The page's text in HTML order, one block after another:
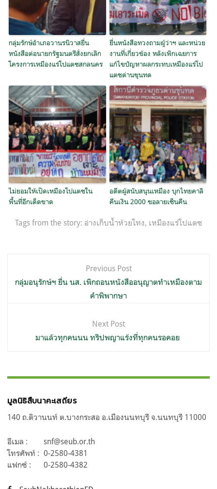
กลุ่มรักษ์อำเภอวานรนิวาสยื่น
หนังสือต่อนายกรัฐมนตรีสั่งยกเลิก
โครงการเหมืองแร่โปแตชสกลนคร
ยื่นหนังสือทวงถามผู้ว่าฯ และหน่วย
งานที่เกี่ยวข้อง หลังเพิกเฉยการ
แก้ไขปัญหาผลกระทบเหมืองแร่โป
แตชด่านขุนทด
ไม่ยอมให้เปิดเหมืองโปแตชใน
พื้นที่อีกเด็ดขาด
อดีตผู้สนับสนุนเหมือง บุกไทยคาลิ
คืนเงิน 2000 ขอลายเซ็นคืน
Tags from the story: อ่างเก็บน้ำห้วยโทง, เหมืองแร่โปแตช
เรื่อง
Previous Post
กลุ่มอนุรักษ์ฯ ยื่น นส. เพิกถอนหนังสืออนุญาตทำเหมืองตาม
คำพิพากษา
Next Post
มาแล้วทุกคนนน ทริปพญาแร้งที่ทุกคนรอคอย
มูลนิธิสืบนาคะเสถียร
140 ถ.ติวานนท์ ต.บางกระสอ อ.เมืองนนทบุรี จ.นนทบุรี 11000
อีเมล :
snf@seub.or.th
โทรศัพท์ : 0-2580-4381
แฟกซ์ :
0-2580-4382